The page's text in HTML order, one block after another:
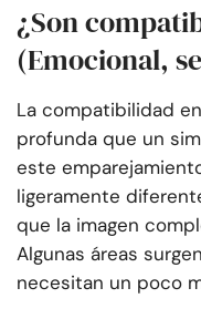
¿Son
(Emocional,
La compatibilidad
profunda que un
este
ligeramente
que la imagen
Algunas áreas
necesitan un poco